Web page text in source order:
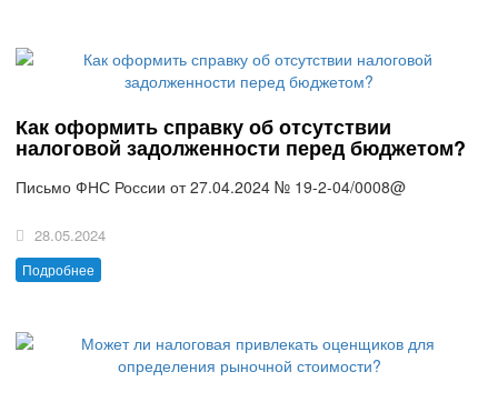
Как оформить справку об отсутствии
налоговой задолженности перед бюджетом?
Письмо ФНС России от 27.04.2024 № 19-2-04/0008@
28.05.2024
Подробнее